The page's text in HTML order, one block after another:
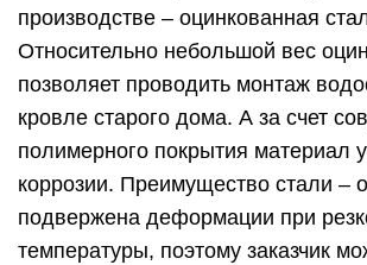
производстве – оцинкованная
Относительно небольшой вес
позволяет проводить монтаж
кровле старого дома. А за счет
полимерного покрытия материал
коррозии. Преимущество стали –
подвержена деформации при
температуры, поэтому заказчик